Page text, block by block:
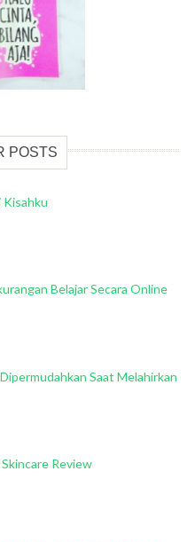
POSTS
Kisahku
Belajar Secara Online
Saat Melahirkan
Review